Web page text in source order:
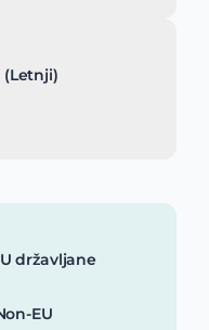
državljane
EU